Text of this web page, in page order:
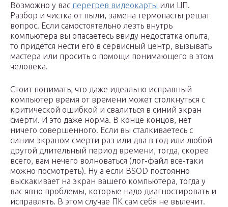
Возможно у вас перегрев видеокарты или ЦП.
Разбор и чистка от пыли, замена термопасты решат
вопрос. Если самостоятельно лезть внутрь
компьютера вы опасаетесь ввиду недостатка опыта,
то придется нести его в сервисный центр, вызывать
мастера или просить о помощи понимающего в этом
человека.
Стоит понимать, что даже идеально исправный
компьютер время от времени может столкнуться с
критической ошибкой и свалиться в синий экран
смерти. И это даже норма. В конце концов, нет
ничего совершенного. Если вы сталкиваетесь с
синим экраном смерти раз или два в год или любой
другой длительный период времени, тогда, скорее
всего, вам нечего волноваться (лог-файл все-таки
можно посмотреть). Ну а если BSOD постоянно
выскакивает на экран вашего компьютера, тогда у
вас явно проблемы, которые надо диагностировать и
исправлять. В этом случае ПК сам себя не вылечит.